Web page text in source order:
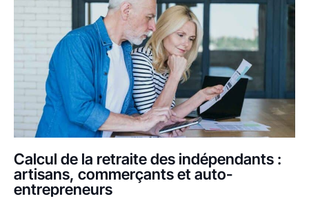
Calcul de la retraite des indépendants :
artisans, commerçants et auto-
entrepreneurs